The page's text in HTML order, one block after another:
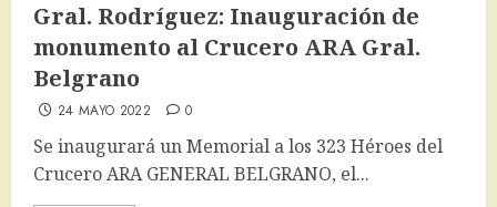
Gral. Rodríguez: Inauguración de
monumento al Crucero ARA Gral.
Belgrano
24 MAYO 2022 0
Se inaugurará un Memorial a los 323 Héroes del
Crucero ARA GENERAL BELGRANO, el...